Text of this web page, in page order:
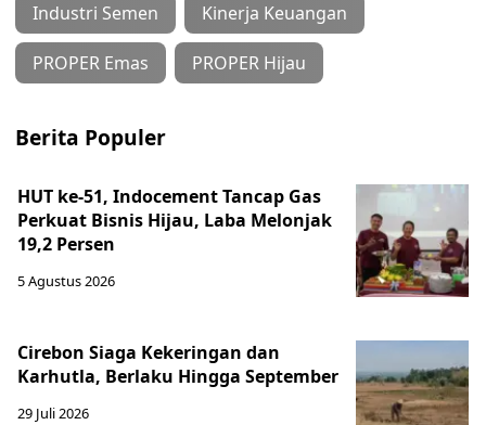
Industri Semen Kinerja Keuangan
PROPER Emas PROPER Hijau
Berita Populer
HUT ke-51, Indocement Tancap Gas
Perkuat Bisnis Hijau, Laba Melonjak
19,2 Persen
5 Agustus 2026
Cirebon Siaga Kekeringan dan
Karhutla, Berlaku Hingga September
29 Juli 2026